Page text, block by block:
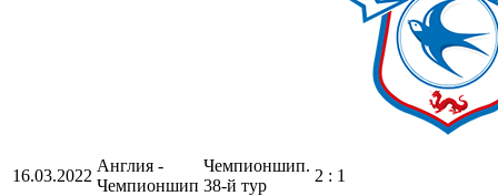
16.03.2022
Англия -
Чемпионшип
Чемпионшип.
38-й тур
2 : 1